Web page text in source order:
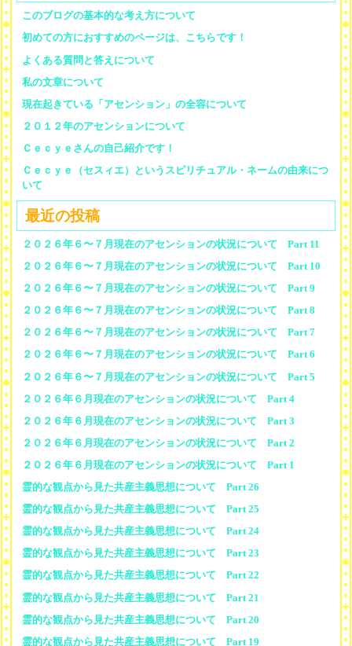
このブログの基本的な考え方について
初めての方におすすめのページは、こちらです！
よくある質問と答えについて
私の文章について
現在起きている「アセンション」の全容について
２０１２年のアセンションについて
Ｃｅｃｙｅさんの自己紹介です！
Ｃｅｃｙｅ（セスィエ）というスピリチュアル・ネームの由来につ
いて
最近の投稿
２０２６年６〜７月現在のアセンションの状況について Part 11
２０２６年６〜７月現在のアセンションの状況について Part 10
２０２６年６〜７月現在のアセンションの状況について Part 9
２０２６年６〜７月現在のアセンションの状況について Part 8
２０２６年６〜７月現在のアセンションの状況について Part 7
２０２６年６〜７月現在のアセンションの状況について Part 6
２０２６年６〜７月現在のアセンションの状況について Part 5
２０２６年６月現在のアセンションの状況について Part 4
２０２６年６月現在のアセンションの状況について Part 3
２０２６年６月現在のアセンションの状況について Part 2
２０２６年６月現在のアセンションの状況について Part 1
霊的な観点から見た共産主義思想について Part 26
霊的な観点から見た共産主義思想について Part 25
霊的な観点から見た共産主義思想について Part 24
霊的な観点から見た共産主義思想について Part 23
霊的な観点から見た共産主義思想について Part 22
霊的な観点から見た共産主義思想について Part 21
霊的な観点から見た共産主義思想について Part 20
霊的な観点から見た共産主義思想について Part 19